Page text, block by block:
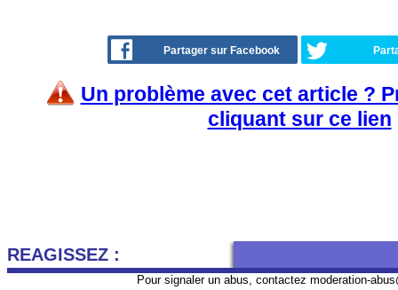
Partager sur Facebook
Un problème avec cet article ?
cliquant sur ce lien
REAGISSEZ :
Pour signaler un abus, contactez moderation-